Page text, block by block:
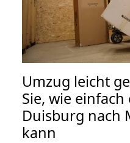
Umzug leicht
Sie, wie
Duisburg nach
kann